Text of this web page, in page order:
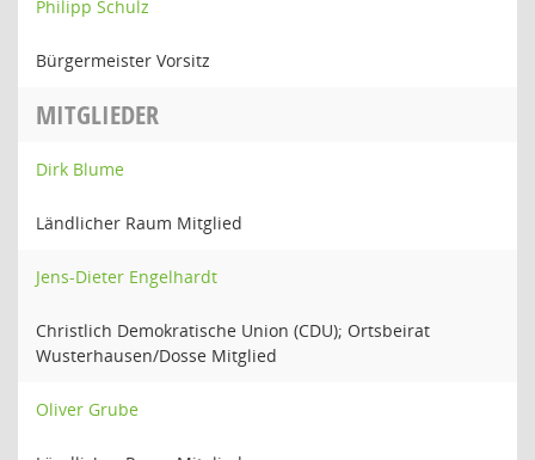
Philipp Schulz
Bürgermeister Vorsitz
MITGLIEDER
Dirk Blume
Ländlicher Raum Mitglied
Jens-Dieter Engelhardt
Christlich Demokratische Union (CDU); Ortsbeirat
Wusterhausen/Dosse Mitglied
Oliver Grube